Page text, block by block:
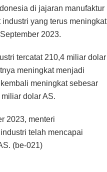
di jajaran manufaktur
yang terus meningkat
2023.
tercatat 210,4 miliar dolar
meningkat menjadi
meningkat sebesar
dolar AS.
2023, menteri
telah mencapai
(be-021)